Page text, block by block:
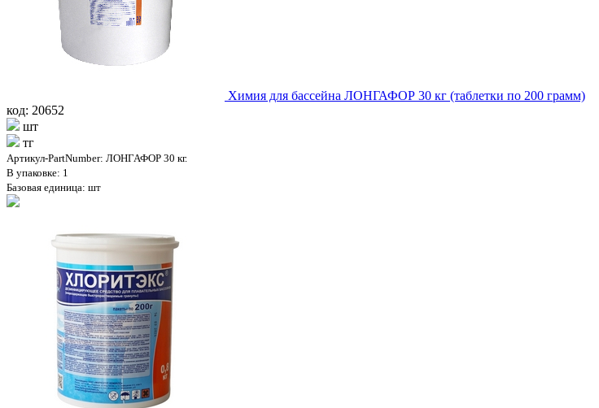
Химия для бассейна ЛОНГАФОР 30 кг (таблетки по 200 грамм)
код: 20652
шт
тг
Артикул-PartNumber: ЛОНГАФОР 30 кг.
В упаковке: 1
Базовая единица: шт